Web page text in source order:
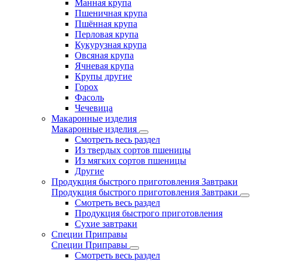
Манная крупа
Пшеничная крупа
Пшённая крупа
Перловая крупа
Кукурузная крупа
Овсяная крупа
Ячневая крупа
Крупы другие
Горох
Фасоль
Чечевица
Макаронные изделия
Макаронные изделия
Смотреть весь раздел
Из твердых сортов пшеницы
Из мягких сортов пшеницы
Другие
Продукция быстрого приготовления Завтраки
Продукция быстрого приготовления Завтраки
Смотреть весь раздел
Продукция быстрого приготовления
Сухие завтраки
Специи Приправы
Специи Приправы
Смотреть весь раздел